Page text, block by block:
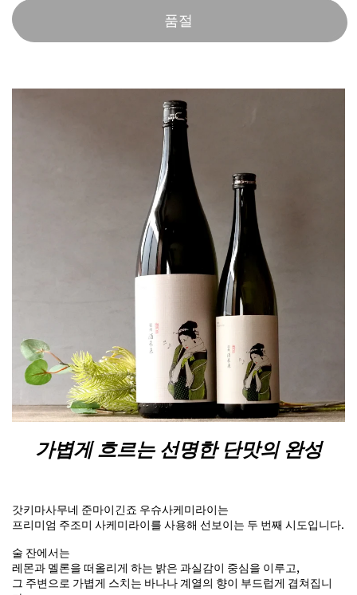
품절
가볍게 흐르는 선명한 단맛의 완성
갓키마사무네 준마이긴죠 우슈사케미라이는
프리미엄 주조미 사케미라이를 사용해 선보이는 두 번째 시도입니다.
술 잔에서는
레몬과 멜론을 떠올리게 하는 밝은 과실감이 중심을 이루고,
그 주변으로 가볍게 스치는 바나나 계열의 향이 부드럽게 겹쳐집니